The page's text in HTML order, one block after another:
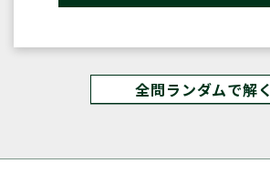
全問ランダムで解く